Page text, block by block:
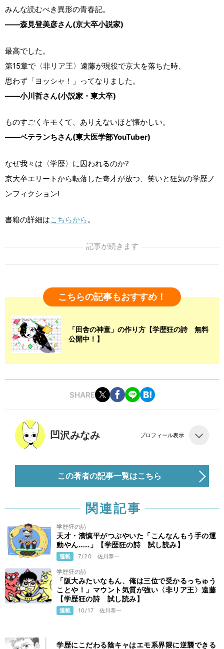
みんな読むべき異形の青春記。
——森見登美彦さん(京大卒小説家)
最高でした。
第15章で〈非リア王〉遠藤が現役で京大を落ちた時、
思わず「ヨッシャ！」ってなりました。
——小川哲さん(小説家・東大卒)
ものすごくキモくて、ありえないほど懐かしい。
——ベテランちさん(東大医学部YouTuber)
なぜ我々は〈学歴〉に囚われるのか?
京大卒エリートから転落した奇才が放つ、笑いと狂気の学歴ノ
ンフィクション!
書籍の詳細はこちらから。
記事が続きます
こちらの記事もおすすめ！
「田舎の神童」の作り方【学歴狂の詩 無料
公開中！】
SHARE
凹沢みなみ プロフィール表示
この著者の記事一覧はこちら
関連記事
学歴狂の詩
天才・濱慎平がつぶやいた「こんなんもう手の運
動やん……」【学歴狂の詩 試し読み】
連載 7/20 佐川恭一
学歴狂の詩
「阪大みたいなもん、俺は三位で受かるっちゅう
ことや！」マウント気質が強い〈非リア王〉遠藤
【学歴狂の詩 試し読み】
連載 10/17 佐川恭一
学歴にこだわる陰キャはエモ系界隈に逆襲できる